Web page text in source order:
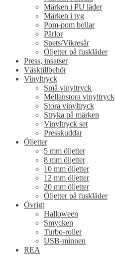
Märken i PU läder
Märken i tyg
Pom-pom bollar
Pärlor
Spets/Vikresår
Öljetter på fuskläder
Press, insatser
Väsktillbehör
Vinyltryck
Små vinyltryck
Mellanstora vinyltryck
Stora vinyltryck
Stryka på märken
Vinyltryck set
Presskuddar
Öljetter
5 mm öljetter
8 mm öljetter
10 mm öljetter
12 mm öljetter
20 mm öljetter
Öljetter på fuskläder
Övrigt
Halloween
Smycken
Turbo-roller
USB-minnen
REA